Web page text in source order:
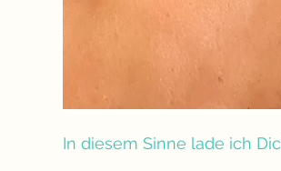
In diesem Sinne lade ich